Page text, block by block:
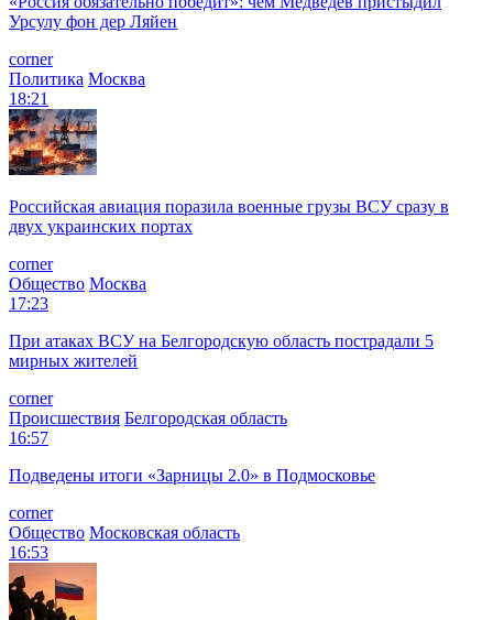
Урсулу фон дер Ляйен
corner
Политика Москва
18:21
Российская авиация поразила военные грузы ВСУ сразу в
двух украинских портах
corner
Общество Москва
17:23
При атаках ВСУ на Белгородскую область пострадали 5
мирных жителей
corner
Происшествия Белгородская область
16:57
Подведены итоги «Зарницы 2.0» в Подмосковье
corner
Общество Московская область
16:53